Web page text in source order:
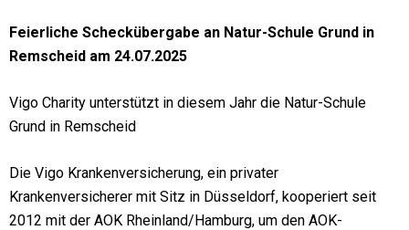
Feierliche Scheckübergabe an Natur-Schule Grund in
Remscheid am 24.07.2025
Vigo Charity unterstützt in diesem Jahr die Natur-Schule
Grund in Remscheid
Die Vigo Krankenversicherung, ein privater
Krankenversicherer mit Sitz in Düsseldorf, kooperiert seit
2012 mit der AOK Rheinland/Hamburg, um den AOK-